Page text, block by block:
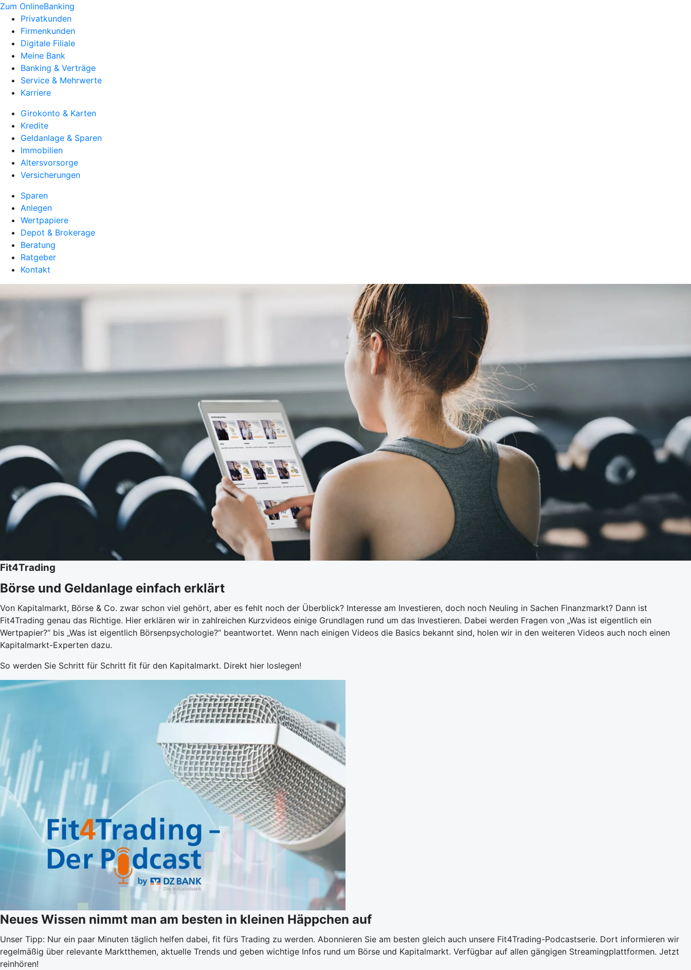
Zum OnlineBanking
Privatkunden
Firmenkunden
Digitale Filiale
Meine Bank
Banking & Verträge
Service & Mehrwerte
Karriere
Girokonto & Karten
Kredite
Geldanlage & Sparen
Immobilien
Altersvorsorge
Versicherungen
Sparen
Anlegen
Wertpapiere
Depot & Brokerage
Beratung
Ratgeber
Kontakt
Fit4Trading
Börse und Geldanlage einfach erklärt
Von Kapitalmarkt, Börse & Co. zwar schon viel gehört, aber es fehlt noch der Überblick? Interesse am Investieren, doch noch Neuling in Sachen Finanzmarkt? Dann ist
Fit4Trading genau das Richtige. Hier erklären wir in zahlreichen Kurzvideos einige Grundlagen rund um das Investieren. Dabei werden Fragen von „Was ist eigentlich ein
Wertpapier?“ bis „Was ist eigentlich Börsenpsychologie?“ beantwortet. Wenn nach einigen Videos die Basics bekannt sind, holen wir in den weiteren Videos auch noch einen
Kapitalmarkt-Experten dazu.
So werden Sie Schritt für Schritt fit für den Kapitalmarkt. Direkt hier loslegen!
Neues Wissen nimmt man am besten in kleinen Häppchen auf
Unser Tipp: Nur ein paar Minuten täglich helfen dabei, fit fürs Trading zu werden. Abonnieren Sie am besten gleich auch unsere Fit4Trading-Podcastserie. Dort informieren wir
regelmäßig über relevante Marktthemen, aktuelle Trends und geben wichtige Infos rund um Börse und Kapitalmarkt. Verfügbar auf allen gängigen Streamingplattformen. Jetzt
reinhören!